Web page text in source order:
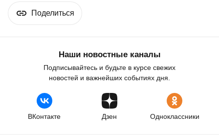
Поделиться
Наши новостные каналы
Подписывайтесь и будьте в курсе свежих
новостей и важнейших событиях дня.
ВКонтакте Дзен Одноклассники